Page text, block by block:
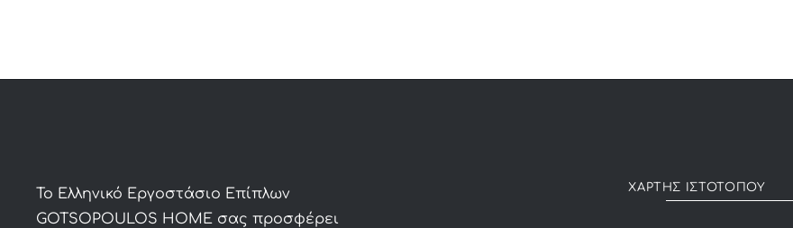
To Ελληνικό Εργοστάσιο Επίπλων
GOTSOPOULOS HOME σας προσφέρει
ΧΑΡΤΗΣ ΙΣΤΟΤΟΠΟΥ